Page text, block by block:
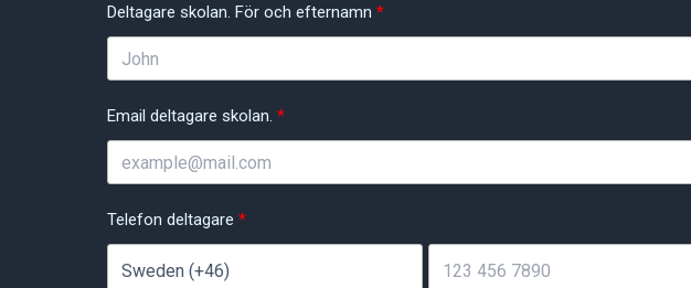
Deltagare skolan. För och efternamn
Email deltagare skolan.
Telefon deltagare